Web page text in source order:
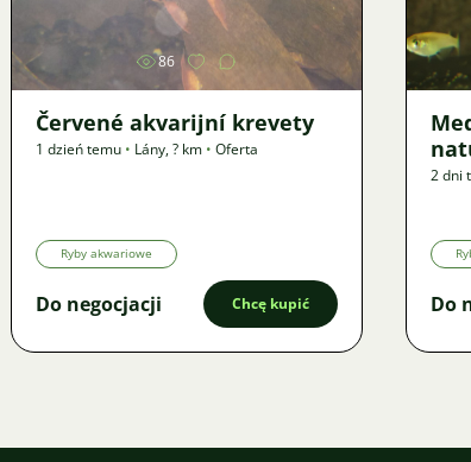
86
Červené akvarijní krevety
1 dzień temu • Lány,? km • Oferta
Ryby akwariowe
Do negocjacji Chcę kupić
2 dni
Do